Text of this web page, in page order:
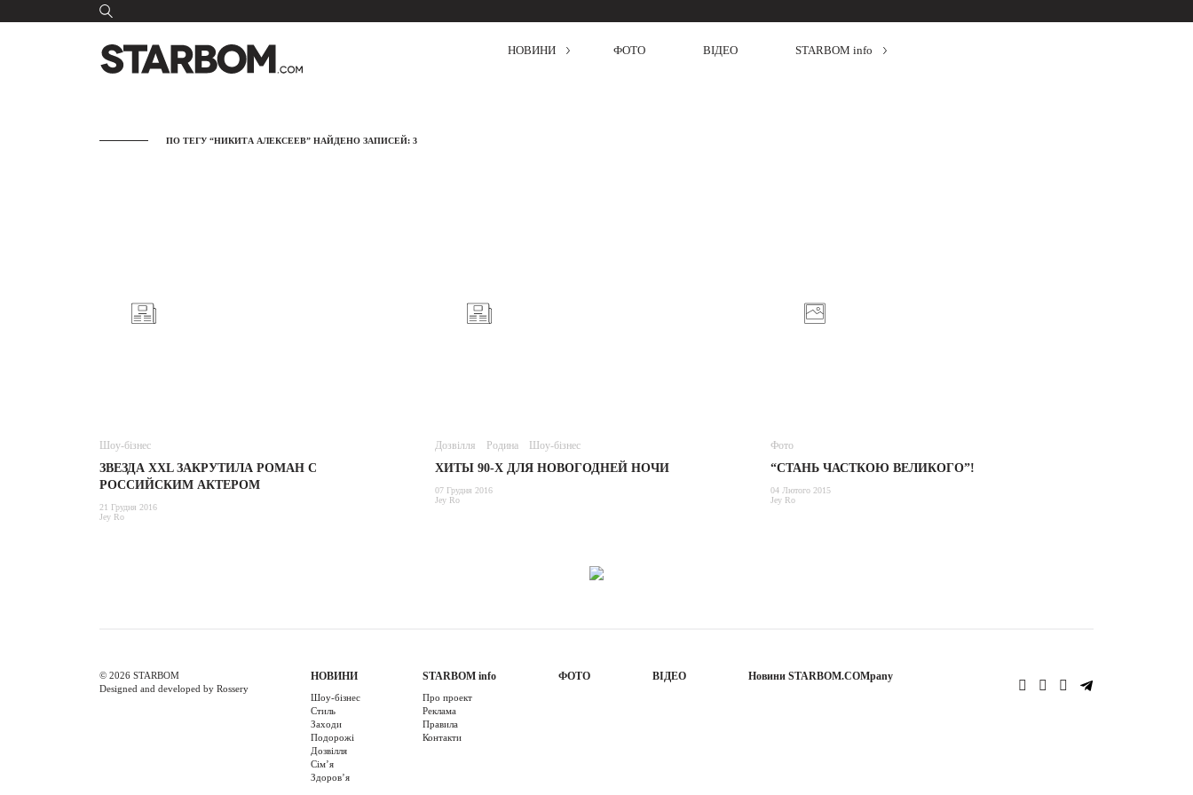
НОВИНИ ФОТО ВІДЕО STARBOM info
ПО ТЕГУ “НИКИТА АЛЕКСЕЕВ” НАЙДЕНО ЗАПИСЕЙ: 3
Шоу-бізнес
ЗВЕЗДА XXL ЗАКРУТИЛА РОМАН С
РОССИЙСКИМ АКТЕРОМ
21 Грудня 2016
Jey Ro
Дозвілля Родина Шоу-бізнес
ХИТЫ 90-Х ДЛЯ НОВОГОДНЕЙ НОЧИ
07 Грудня 2016
Jey Ro
Фото
“СТАНЬ ЧАСТКОЮ ВЕЛИКОГО”!
04 Лютого 2015
Jey Ro
© 2026 STARBOM
Designed and developed by Rossery
НОВИНИ
Шоу-бізнес
Стиль
Заходи
Подорожі
Дозвілля
Cім’я
Здоров’я
STARBOM info
Про проект
Реклама
Правила
Контакти
ФОТО ВІДЕО Новини STARBOM.COMpany